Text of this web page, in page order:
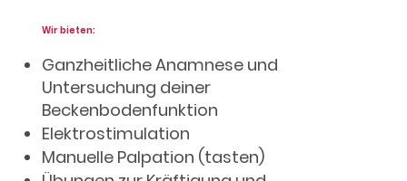
Wir bieten:
Ganzheitliche Anamnese und
Untersuchung deiner
Beckenbodenfunktion
Elektrostimulation
Manuelle Palpation (tasten)